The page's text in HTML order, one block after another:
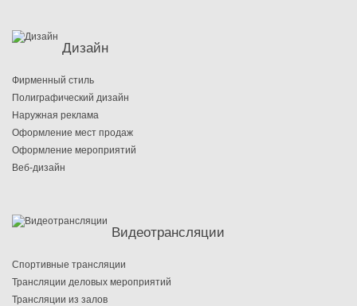
Дизайн
Фирменный стиль
Полиграфический дизайн
Наружная реклама
Оформление мест продаж
Оформление мероприятий
Веб-дизайн
Видеотрансляции
Cпортивные трансляции
Трансляции деловых мероприятий
Трансляции из залов